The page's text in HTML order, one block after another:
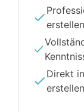
erstellen
Direkt
erstellen